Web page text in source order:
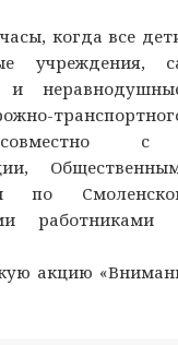
когда все
учреждения,
и
с
по
работниками
акцию